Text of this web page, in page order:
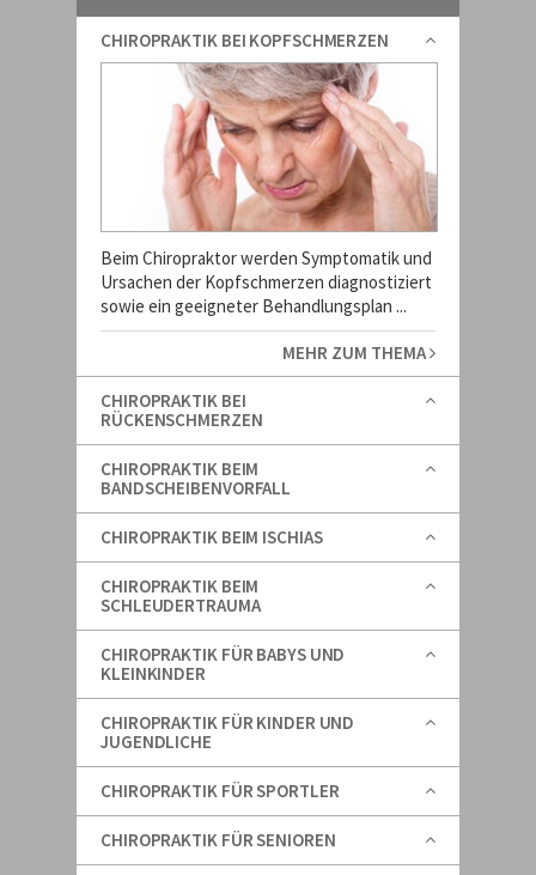
CHIROPRAKTIK BEI KOPFSCHMERZEN
Beim Chiropraktor werden Symptomatik und
Ursachen der Kopfschmerzen diagnostiziert
sowie ein geeigneter Behandlungsplan ...
MEHR ZUM THEMA
CHIROPRAKTIK BEI
RÜCKENSCHMERZEN
CHIROPRAKTIK BEIM
BANDSCHEIBENVORFALL
CHIROPRAKTIK BEIM ISCHIAS
CHIROPRAKTIK BEIM
SCHLEUDERTRAUMA
CHIROPRAKTIK FÜR BABYS UND
KLEINKINDER
CHIROPRAKTIK FÜR KINDER UND
JUGENDLICHE
CHIROPRAKTIK FÜR SPORTLER
CHIROPRAKTIK FÜR SENIOREN